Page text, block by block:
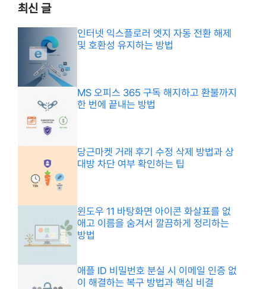
최신 글
인터넷 익스플로러 엣지 자동 전환 해제
및 호환성 유지하는 방법
MS 오피스 365 구독 해지하고 환불까지
한 번에 끝내는 방법
당근마켓 거래 후기 수정 삭제 방법과 상
대방 차단 여부 확인하는 팁
윈도우 11 바탕화면 아이콘 화살표를 없
애고 이름을 숨겨서 깔끔하게 정리하는
방법
애플 ID 비밀번호 분실 시 이메일 인증 없
이 해결하는 복구 방법과 핵심 비결